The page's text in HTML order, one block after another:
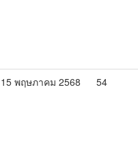
15 พฤษภาคม 2568 54